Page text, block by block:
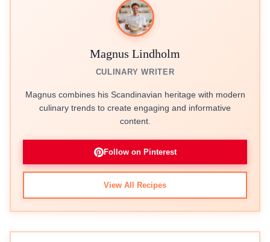
Magnus Lindholm
CULINARY WRITER
Magnus combines his Scandinavian heritage with modern
culinary trends to create engaging and informative
content.
Follow on Pinterest
View All Recipes